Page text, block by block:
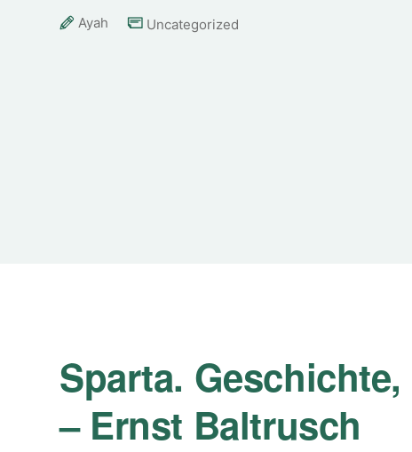
Ayah Uncategorized
Sparta.
– Ernst Baltrusch